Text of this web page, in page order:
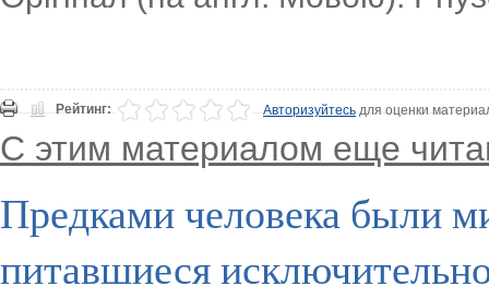
Рейтинг: Авторизуйтесьдля оценки
С этим материалом еще
Предками человека были
питавшиеся